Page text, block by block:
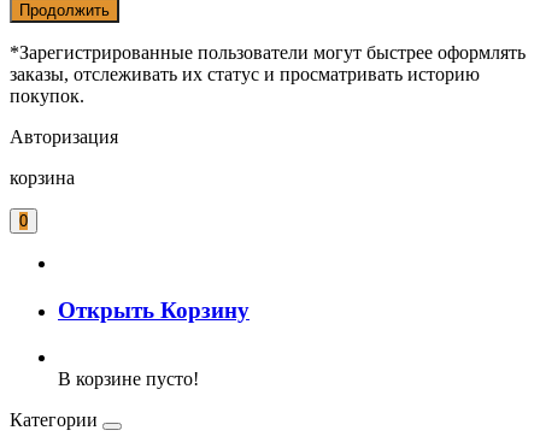
Продолжить
*Зарегистрированные пользователи могут быстрее оформлять
заказы, отслеживать их статус и просматривать историю
покупок.
Авторизация
корзина
0
Открыть Корзину
В корзине пусто!
Категории